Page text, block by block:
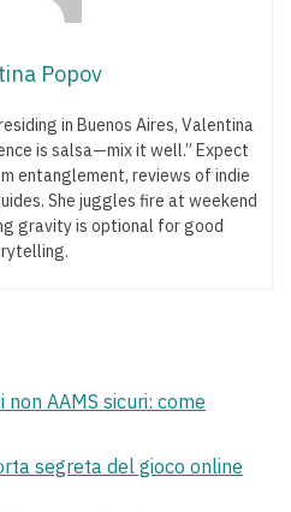
Popov
in Buenos Aires, Valentina
is salsa—mix it well.” Expect
entanglement, reviews of indie
She juggles fire at weekend
gravity is optional for good
AAMS sicuri: come
segreta del gioco online